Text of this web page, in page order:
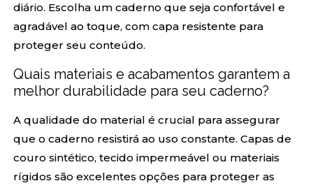
diário. Escolha um caderno que seja confortável e
agradável ao toque, com capa resistente para
proteger seu conteúdo.
Quais materiais e acabamentos garantem a
melhor durabilidade para seu caderno?
A qualidade do material é crucial para assegurar
que o caderno resistirá ao uso constante. Capas de
couro sintético, tecido impermeável ou materiais
rígidos são excelentes opções para proteger as